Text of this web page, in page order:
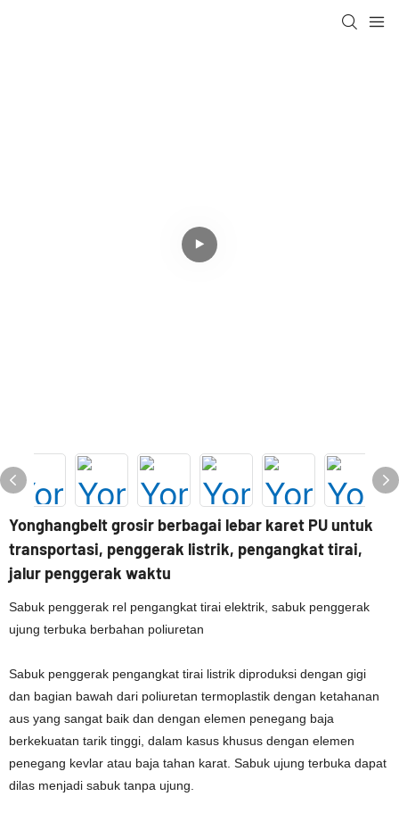
Yonghangbelt grosir berbagai lebar karet PU untuk
transportasi, penggerak listrik, pengangkat tirai,
jalur penggerak waktu
Sabuk penggerak rel pengangkat tirai elektrik, sabuk penggerak
ujung terbuka berbahan poliuretan
Sabuk penggerak pengangkat tirai listrik diproduksi dengan gigi
dan bagian bawah dari poliuretan termoplastik dengan ketahanan
aus yang sangat baik dan dengan elemen penegang baja
berkekuatan tarik tinggi, dalam kasus khusus dengan elemen
penegang kevlar atau baja tahan karat. Sabuk ujung terbuka dapat
dilas menjadi sabuk tanpa ujung.